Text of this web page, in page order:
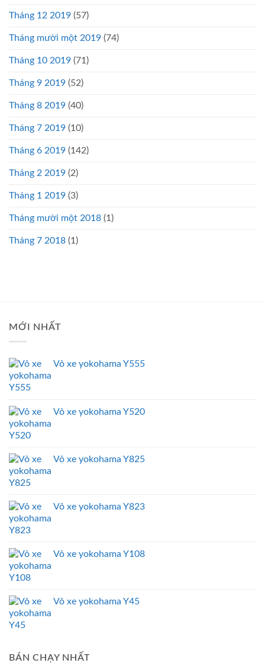
Tháng 12 2019 (57)
Tháng mười một 2019 (74)
Tháng 10 2019 (71)
Tháng 9 2019 (52)
Tháng 8 2019 (40)
Tháng 7 2019 (10)
Tháng 6 2019 (142)
Tháng 2 2019 (2)
Tháng 1 2019 (3)
Tháng mười một 2018 (1)
Tháng 7 2018 (1)
MỚI NHẤT
Vỏ xe yokohama Y555
Vỏ xe yokohama Y520
Vỏ xe yokohama Y825
Vỏ xe yokohama Y823
Vỏ xe yokohama Y108
Vỏ xe yokohama Y45
BÁN CHẠY NHẤT